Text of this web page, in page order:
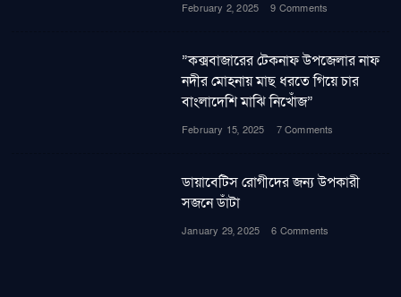
February 2, 2025 9 Comments
”কক্সবাজারের টেকনাফ উপজেলার নাফ
নদীর মোহনায় মাছ ধরতে গিয়ে চার
বাংলাদেশি মাঝি নিখোঁজ”
February 15, 2025 7 Comments
ডায়াবেটিস রোগীদের জন্য উপকারী
সজনে ডাঁটা
January 29, 2025 6 Comments